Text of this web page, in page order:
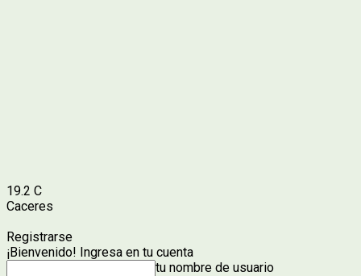
19.2 C
Caceres
Registrarse
¡Bienvenido! Ingresa en tu cuenta
tu nombre de usuario